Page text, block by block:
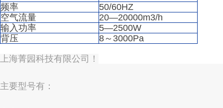
频率
50/60HZ
空气流量
20—20000m3/h
输入功率
5—2500W
背压
8～3000Pa
上海菁园科技有限公司！
主要型号有：